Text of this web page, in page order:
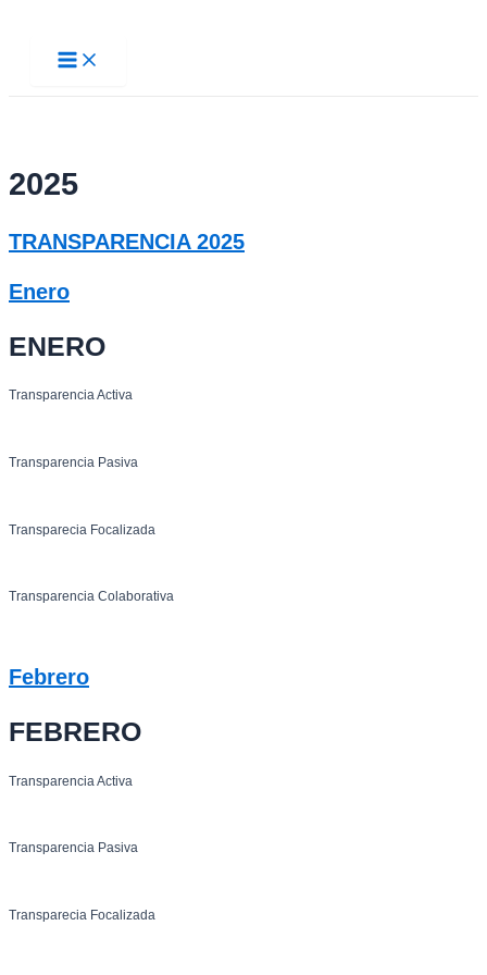
contenidoMain
Menu
2025
TRANSPARENCIA 2025
Enero
ENERO
Transparencia Activa
Transparencia Pasiva
Transparecia Focalizada
Transparencia Colaborativa
Febrero
FEBRERO
Transparencia Activa
Transparencia Pasiva
Transparecia Focalizada